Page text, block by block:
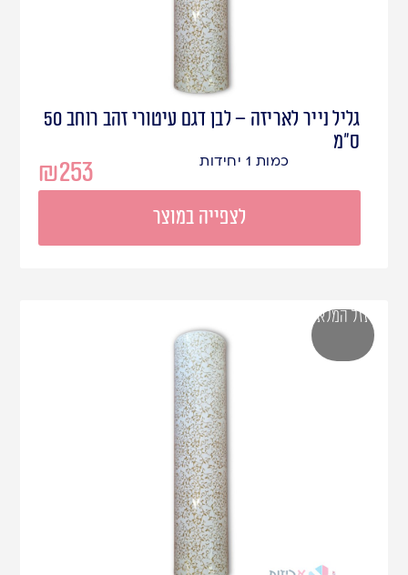
גליל נייר לאריזה – לבן דגם עיטורי זהב רוחב 50
ס"מ
₪253 כמות 1 יחידות
לצפייה במוצר
אזל המלאי